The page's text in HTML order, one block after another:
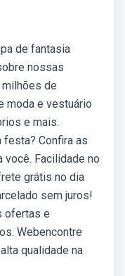
de fantasia
nossas
de
moda e vestuário
e mais.
festa? Confira as
você. Facilidade no
grátis no dia
sem juros!
ofertas e
Webencontre
qualidade na